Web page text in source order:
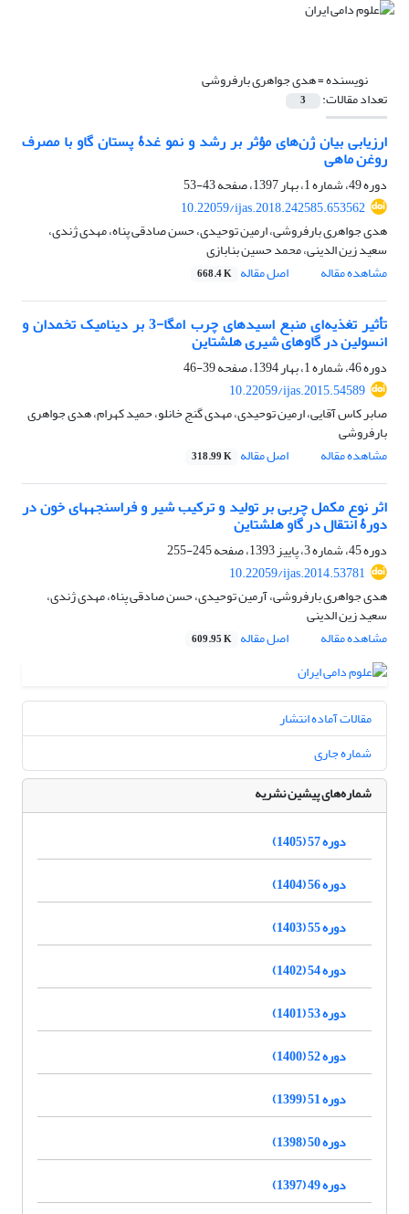
نویسنده =هدی جواهری بارفروشی
تعداد مقالات: 3
ارزیابی بیان ژن‌های مؤثر بر رشد و نمو غدۀ پستان گاو با مصرف
روغن ماهی
دوره 49، شماره 1، بهار 1397، صفحه
43-53
10.22059/ijas.2018.242585.653562
هدی جواهری بارفروشی، ارمین توحیدی، حسن صادقی پناه، مهدی ژندی،
سعید زین الدینی، محمد حسین بنابازی
مشاهده مقاله
اصل مقاله 668.4 K
تأثیر تغذیه‌ای منبع اسیدهای چرب امگا-3 بر دینامیک تخمدان و
انسولین در گاوهای شیری هلشتاین
دوره 46، شماره 1، بهار 1394، صفحه
39-46
10.22059/ijas.2015.54589
صابر کاس آقایی، ارمین توحیدی، مهدی گنج خانلو، حمید کهرام، هدی جواهری
بارفروشی
مشاهده مقاله
اصل مقاله 318.99 K
اثر نوع مکمل چربی بر تولید و ترکیب شیر و فراسنجه‏های خون در
دورۀ انتقال در گاو هلشتاین
دوره 45، شماره 3، پاییز 1393، صفحه
245-255
10.22059/ijas.2014.53781
هدی جواهری بارفروشی، آرمین توحیدی، حسن صادقی پناه، مهدی ژندی،
سعید زین الدینی
مشاهده مقاله
اصل مقاله 609.95 K
مقالات آماده انتشار
شماره جاری
شماره‌های پیشین نشریه
دوره 57 (1405)
دوره 56 (1404)
دوره 55 (1403)
دوره 54 (1402)
دوره 53 (1401)
دوره 52 (1400)
دوره 51 (1399)
دوره 50 (1398)
دوره 49 (1397)